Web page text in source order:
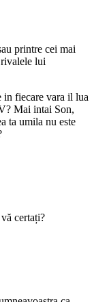
printre cei mai
lui
in fiecare vara il lua
Mai intai Son,
ta umila nu este
certați?